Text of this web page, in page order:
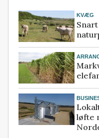
KVÆG
løfte